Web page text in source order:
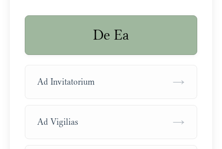
De Ea
Ad Invitatorium →
Ad Vigilias →